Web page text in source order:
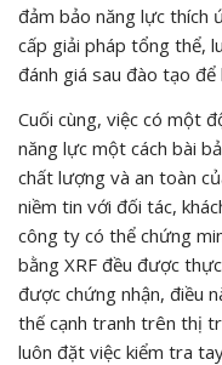
đảm bảo năng lực thích
cấp giải pháp tổng thể,
đánh giá sau đào tạo để
Cuối cùng, việc có một
năng lực một cách bài
chất lượng và an toàn
niềm tin với đối tác,
công ty có thể chứng
bằng XRF đều được
được chứng nhận, điều
thế cạnh tranh trên thị
luôn đặt việc kiểm tra